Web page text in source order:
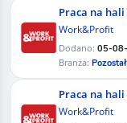
Praca na
Work&Profit
Dodano: 05-
Branża:
Praca na
Work&Profit